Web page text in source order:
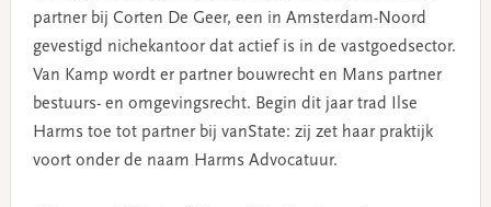
partner bij Corten De Geer, een in Amsterdam-Noord
gevestigd nichekantoor dat actief is in de vastgoedsector.
Van Kamp wordt er partner bouwrecht en Mans partner
bestuurs- en omgevingsrecht. Begin dit jaar trad Ilse
Harms toe tot partner bij vanState: zij zet haar praktijk
voort onder de naam Harms Advocatuur.